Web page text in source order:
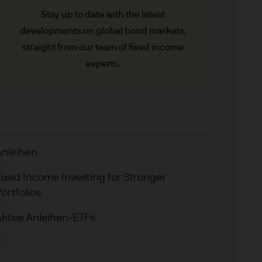
(Key Investor
Unterlagen sind ebenso
bei JPMorgan Asset
Luxemburg oder
Société à
ist, dem Markennamen
verbundenen
zugelassen und wird von
Stay up to date with the latest
developments on global bond markets,
straight from our team of fixed income
experts.
Income Investing for Stronger
Anleihen-ETFs